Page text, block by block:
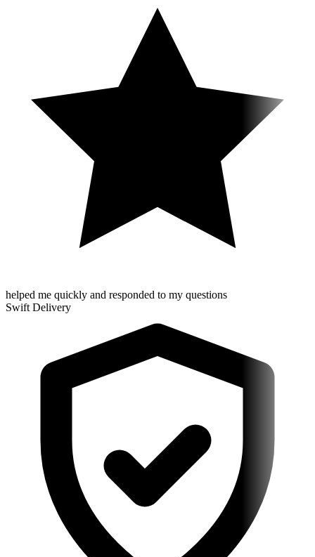
helped me quickly and responded to my questions
Swift Delivery